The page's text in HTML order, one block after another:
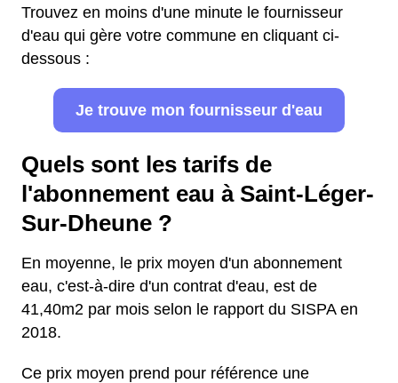
Trouvez en moins d'une minute le fournisseur
d'eau qui gère votre commune en cliquant ci-
dessous :
Je trouve mon fournisseur d'eau
Quels sont les tarifs de
l'abonnement eau à Saint-Léger-
Sur-Dheune ?
En moyenne, le prix moyen d'un abonnement
eau, c'est-à-dire d'un contrat d'eau, est de
41,40m2 par mois selon le rapport du SISPA en
2018.
Ce prix moyen prend pour référence une